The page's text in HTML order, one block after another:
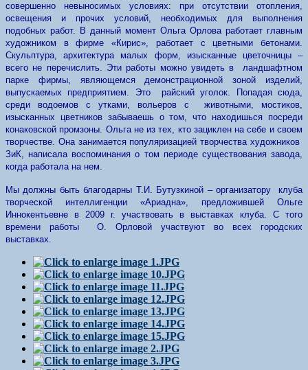
совершенно невыносимых условиях: при отсутствии отопления,
освещения и прочих условий, необходимых для выполнения
подобных работ. В данный момент Ольга Орлова работает главным
художником в фирме «Кирис», работает с цветными бетонами.
Скульптура, архитектура малых форм, изысканные цветочницы –
всего не перечислить. Эти работы можно увидеть в ландшафтном
парке фирмы, являющемся демонстрационной зоной изделий,
выпускаемых предприятием. Это райский уголок. Попадая сюда,
среди водоемов с утками, вольеров с животными, мостиков,
изысканных цветников забываешь о том, что находишься посреди
конаковской промзоны. Ольга не из тех, кто зациклен на себе и своем
творчестве. Она занимается популяризацией творчества художников
ЗиК, написала воспоминания о том периоде существования завода,
когда работала на нем.
Мы должны быть благодарны Т.И. Бутузкиной – организатору клуба
творческой интеллигенции «Ариадна», предложившей Ольге
Иннокентьевне в 2009 г. участвовать в выставках клуба. С того
времени работы О. Орловой участвуют во всех городских
выставках.